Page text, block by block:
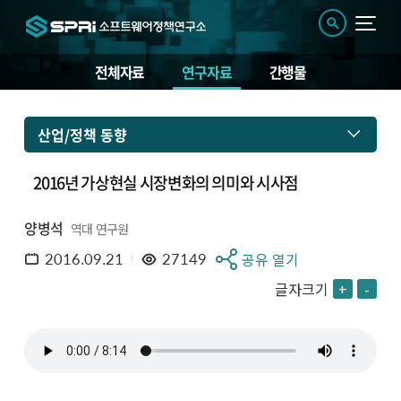
전체자료 연구자료 간행물
산업/정책 동향
2016년 가상현실 시장변화의 의미와 시사점
양병석 역대 연구원
2016.09.21 27149
공유 열기
글자크기 + -